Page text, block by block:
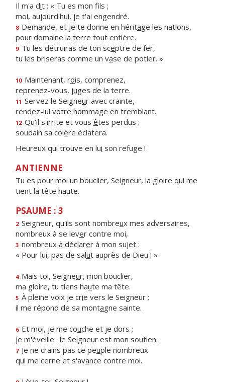
Il m'a dit : « Tu es mon fils ;
moi, aujourd'hui, je t'ai engendré.
8 Demande, et je te donne en héritage les nations,
pour domaine la terre tout entière.
9 Tu les détruiras de ton sceptre de fer,
tu les briseras comme un vase de potier. »
10 Maintenant, rois, comprenez,
reprenez-vous, juges de la terre.
11 Servez le Seigneur avec crainte,
rendez-lui votre hommage en tremblant.
12 Qu'il s'irrite et vous êtes perdus :
soudain sa colère éclatera.
Heureux qui trouve en lui son refuge !
ANTIENNE
Tu es pour moi un bouclier, Seigneur, la gloire qui me
tient la tête haute.
PSAUME : 3
2 Seigneur, qu'ils sont nombreux mes adversaires,
nombreux à se lever contre moi,
3 nombreux à déclarer à mon sujet :
« Pour lui, pas de salut auprès de Dieu ! »
4 Mais toi, Seigneur, mon bouclier,
ma gloire, tu tiens haute ma tête.
5 À pleine voix je crie vers le Seigneur ;
il me répond de sa montagne sainte.
6 Et moi, je me couche et je dors ;
je m'éveille : le Seigneur est mon soutien.
7 Je ne crains pas ce peuple nombreux
qui me cerne et s'avance contre moi.